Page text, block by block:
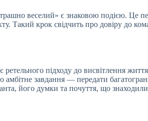
веселий» є знаковою подією. Це
Такий крок свідчить про довіру до
підходу до висвітлення
завдання — передати
його думки та почуття, що